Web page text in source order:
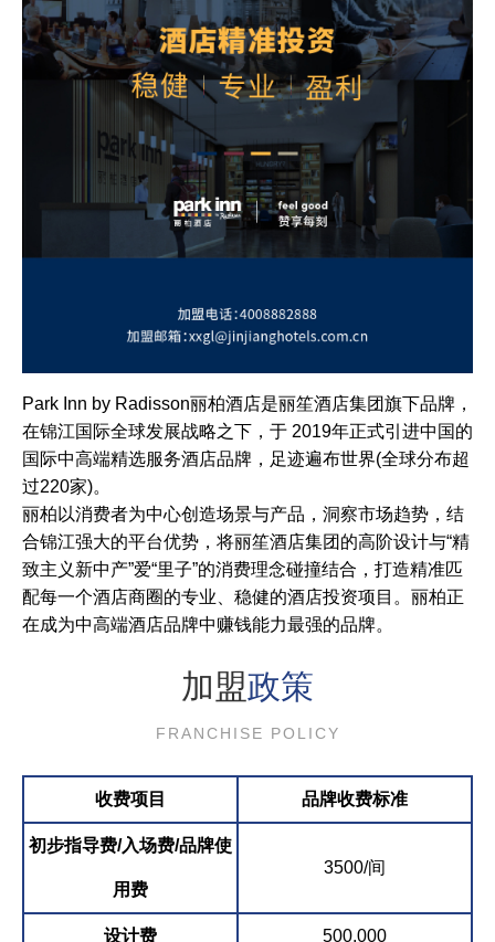
Park Inn by Radisson丽柏酒店是丽笙酒店集团旗下品牌，
在锦江国际全球发展战略之下，于 2019年正式引进中国的
国际中高端精选服务酒店品牌，足迹遍布世界(全球分布超
过220家)。
丽柏以消费者为中心创造场景与产品，洞察市场趋势，结
合锦江强大的平台优势，将丽笙酒店集团的高阶设计与“精
致主义新中产”爱“里子”的消费理念碰撞结合，打造精准匹
配每一个酒店商圈的专业、稳健的酒店投资项目。丽柏正
在成为中高端酒店品牌中赚钱能力最强的品牌。
加盟政策
FRANCHISE POLICY
收费项目 品牌收费标准
初步指导费/入场费/品牌使
用费
3500/间
设计费 500,000